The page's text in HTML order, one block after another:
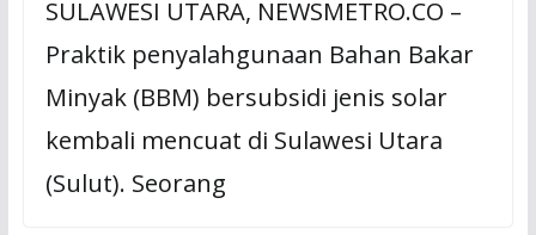
SULAWESI UTARA, NEWSMETRO.CO –
Praktik penyalahgunaan Bahan Bakar
Minyak (BBM) bersubsidi jenis solar
kembali mencuat di Sulawesi Utara
(Sulut). Seorang